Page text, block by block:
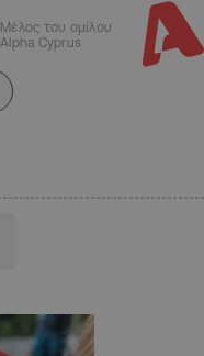
Μέλος του ομίλου
Alpha Cyprus